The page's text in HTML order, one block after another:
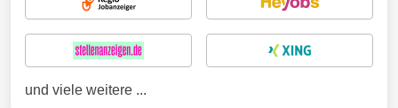
und viele weitere ...